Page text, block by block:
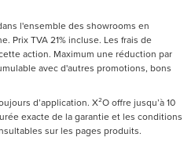
l'ensemble des showrooms en
Prix TVA 21% incluse. Les frais de
action. Maximum une réduction par
avec d'autres promotions, bons
d’application. X²O offre jusqu’à 10
exacte de la garantie et les conditions
sur les pages produits.